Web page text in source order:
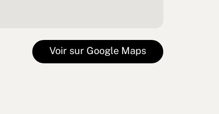
Voir sur Google Maps